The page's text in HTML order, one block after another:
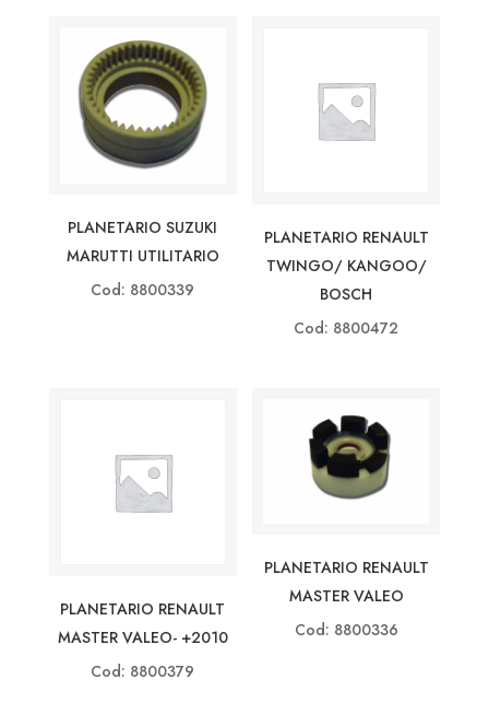
PLANETARIO SUZUKI
MARUTTI UTILITARIO
Cod: 8800339
PLANETARIO RENAULT
TWINGO/ KANGOO/
BOSCH
Cod: 8800472
PLANETARIO RENAULT
MASTER VALEO- +2010
Cod: 8800379
PLANETARIO RENAULT
MASTER VALEO
Cod: 8800336